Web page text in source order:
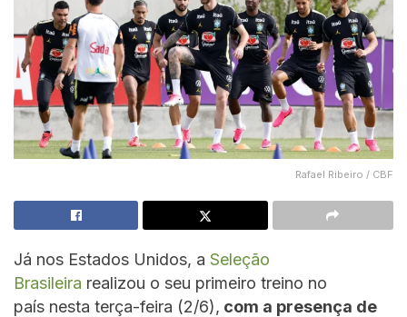
Rafael Ribeiro / CBF
Já nos Estados Unidos, a Seleção
Brasileira realizou o seu primeiro treino no
país nesta terça-feira (2/6), com a presença de